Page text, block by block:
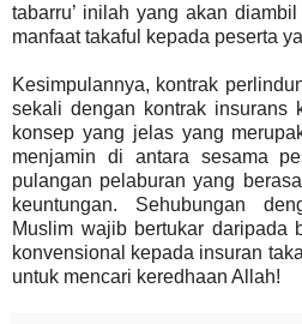
tabarru’ inilah yang akan
manfaat takaful kepada peserta
Kesimpulannya, kontrak
sekali dengan kontrak insurans
konsep yang jelas yang
menjamin di antara sesama
pulangan pelaburan yang
keuntungan. Sehubungan
Muslim wajib bertukar daripada
konvensional kepada insuran
untuk mencari keredhaan Allah!